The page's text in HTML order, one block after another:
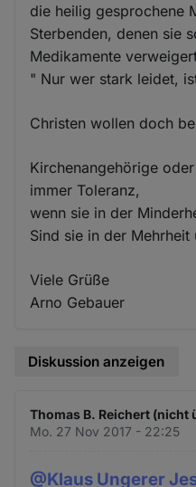
die heilig gesprochene
Sterbenden, denen sie
Medikamente
" Nur wer stark leidet,
Christen wollen doch
Kirchenangehörige
immer Toleranz,
wenn sie in der
Sind sie in der Mehrheit
Viele Grüße
Arno Gebauer
Diskussion anzeigen
Thomas B. Reichert (nicht
Mo. 27 Nov 2017 - 22:25
@Klaus Ungerer